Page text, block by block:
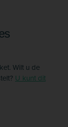
Wilt u de
U kunt dit